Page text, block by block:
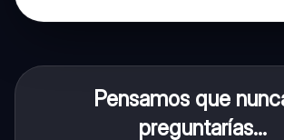
Pensamos que
preguntarías...